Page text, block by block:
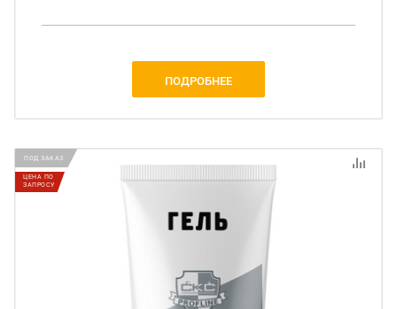
ПОДРОБНЕЕ
ПОД ЗАКАЗ
ЦЕНА ПО
ЗАПРОСУ